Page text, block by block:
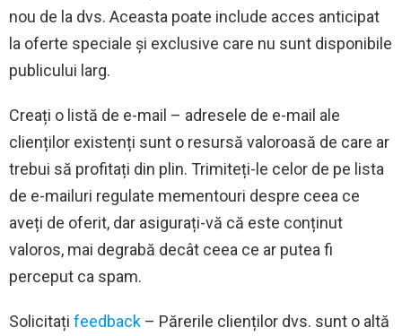
nou de la dvs. Aceasta poate include acces anticipat
la oferte speciale și exclusive care nu sunt disponibile
publicului larg.
Creați o listă de e-mail – adresele de e-mail ale
clienților existenți sunt o resursă valoroasă de care ar
trebui să profitați din plin. Trimiteți-le celor de pe lista
de e-mailuri regulate mementouri despre ceea ce
aveți de oferit, dar asigurați-vă că este conținut
valoros, mai degrabă decât ceea ce ar putea fi
perceput ca spam.
Solicitați feedback – Părerile clienților dvs. sunt o altă